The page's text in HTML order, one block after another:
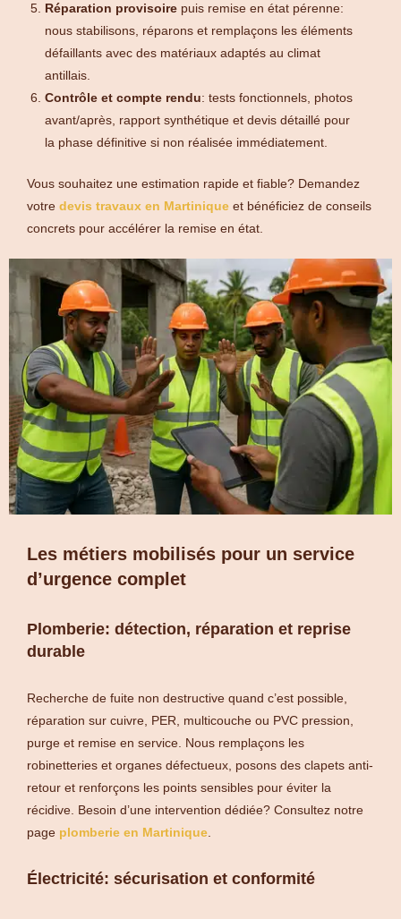
Réparation provisoire puis remise en état pérenne:
nous stabilisons, réparons et remplaçons les éléments
défaillants avec des matériaux adaptés au climat
antillais.
Contrôle et compte rendu: tests fonctionnels, photos
avant/après, rapport synthétique et devis détaillé pour
la phase définitive si non réalisée immédiatement.
Vous souhaitez une estimation rapide et fiable? Demandez
votre devis travaux en Martinique et bénéficiez de conseils
concrets pour accélérer la remise en état.
Les métiers mobilisés pour un service
d’urgence complet
Plomberie: détection, réparation et reprise
durable
Recherche de fuite non destructive quand c’est possible,
réparation sur cuivre, PER, multicouche ou PVC pression,
purge et remise en service. Nous remplaçons les
robinetteries et organes défectueux, posons des clapets anti-
retour et renforçons les points sensibles pour éviter la
récidive. Besoin d’une intervention dédiée? Consultez notre
page plomberie en Martinique
Électricité: sécurisation et conformité